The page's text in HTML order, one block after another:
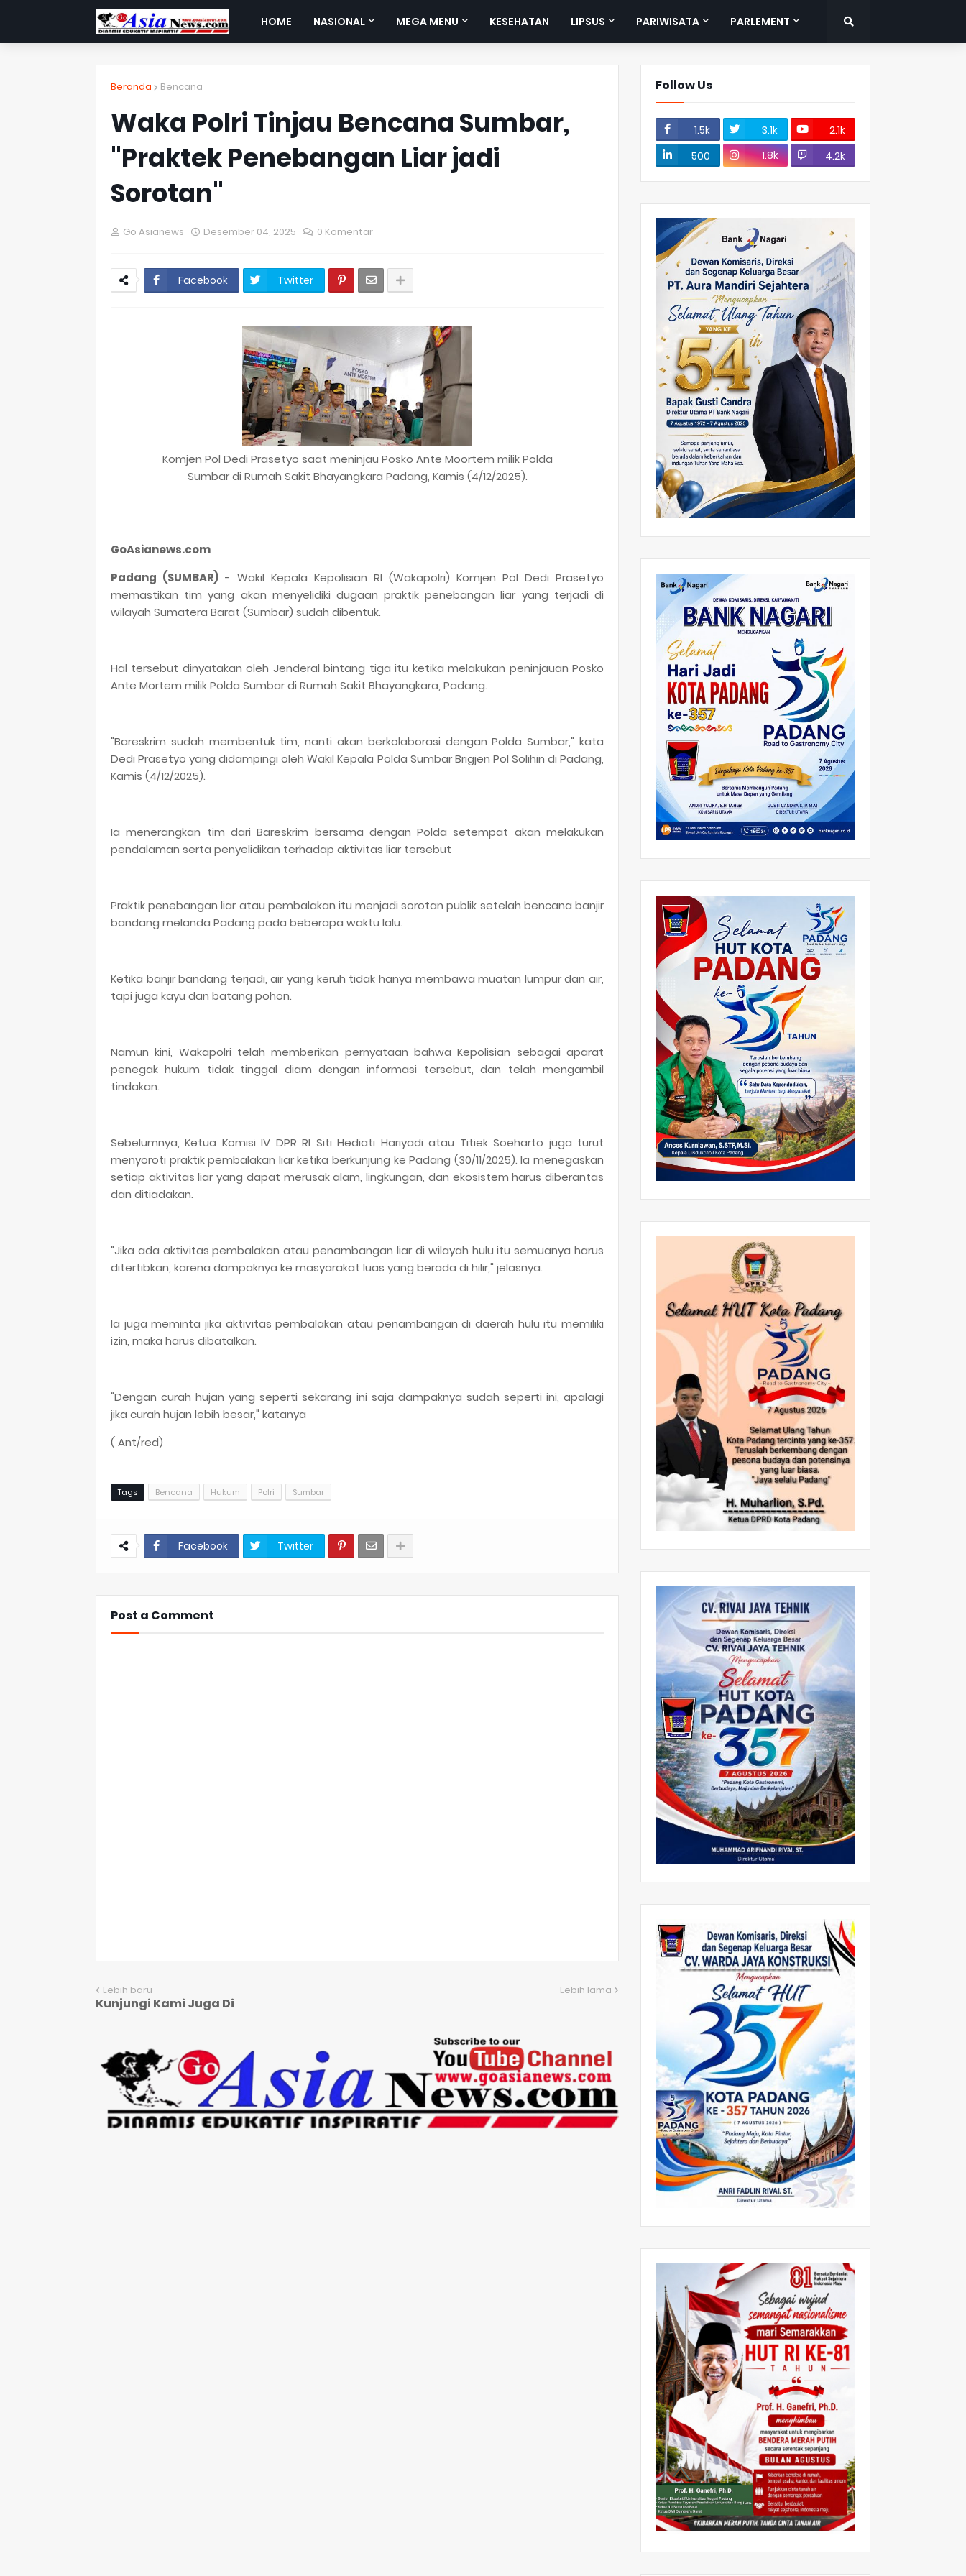
HOME NASIONAL MEGA MENU KESEHATAN LIPSUS PARIWISATA PARLEMENT
Beranda Bencana
Waka Polri Tinjau Bencana Sumbar,
"Praktek Penebangan Liar jadi
Sorotan"
Go Asianews Desember 04, 2025 0 Komentar
Facebook Twitter
Komjen Pol Dedi Prasetyo saat meninjau Posko Ante Moortem milik Polda
Sumbar di Rumah Sakit Bhayangkara Padang, Kamis (4/12/2025).
GoAsianews.com
Padang (SUMBAR) - Wakil Kepala Kepolisian RI (Wakapolri) Komjen Pol Dedi Prasetyo
memastikan tim yang akan menyelidiki dugaan praktik penebangan liar yang terjadi di
wilayah Sumatera Barat (Sumbar) sudah dibentuk.
Hal tersebut dinyatakan oleh Jenderal bintang tiga itu ketika melakukan peninjauan Posko
Ante Mortem milik Polda Sumbar di Rumah Sakit Bhayangkara, Padang.
"Bareskrim sudah membentuk tim, nanti akan berkolaborasi dengan Polda Sumbar," kata
Dedi Prasetyo yang didampingi oleh Wakil Kepala Polda Sumbar Brigjen Pol Solihin di Padang,
Kamis (4/12/2025).
Ia menerangkan tim dari Bareskrim bersama dengan Polda setempat akan melakukan
pendalaman serta penyelidikan terhadap aktivitas liar tersebut
Praktik penebangan liar atau pembalakan itu menjadi sorotan publik setelah bencana banjir
bandang melanda Padang pada beberapa waktu lalu.
Ketika banjir bandang terjadi, air yang keruh tidak hanya membawa muatan lumpur dan air,
tapi juga kayu dan batang pohon.
Namun kini, Wakapolri telah memberikan pernyataan bahwa Kepolisian sebagai aparat
penegak hukum tidak tinggal diam dengan informasi tersebut, dan telah mengambil
tindakan.
Sebelumnya, Ketua Komisi IV DPR RI Siti Hediati Hariyadi atau Titiek Soeharto juga turut
menyoroti praktik pembalakan liar ketika berkunjung ke Padang (30/11/2025). Ia menegaskan
setiap aktivitas liar yang dapat merusak alam, lingkungan, dan ekosistem harus diberantas
dan ditiadakan.
"Jika ada aktivitas pembalakan atau penambangan liar di wilayah hulu itu semuanya harus
ditertibkan, karena dampaknya ke masyarakat luas yang berada di hilir," jelasnya.
Ia juga meminta jika aktivitas pembalakan atau penambangan di daerah hulu itu memiliki
izin, maka harus dibatalkan.
"Dengan curah hujan yang seperti sekarang ini saja dampaknya sudah seperti ini, apalagi
jika curah hujan lebih besar," katanya
( Ant/red)
Tags Bencana Hukum Polri Sumbar
Facebook Twitter
Post a Comment
Lebih baru Lebih lama
Kunjungi Kami Juga Di
Follow Us
1.5k 3.1k
2.1k
500
1.8k 4.2k